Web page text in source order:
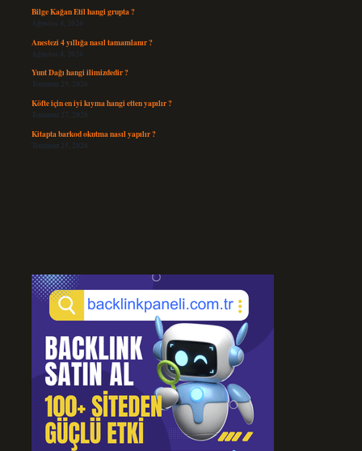
Bilge Kağan Etil hangi grupta ?
Ağustos 4, 2026
Anestezi 4 yıllığa nasıl tamamlanır ?
Ağustos 4, 2026
Yunt Dağı hangi ilimizdedir ?
Temmuz 29, 2026
Köfte için en iyi kıyma hangi etten yapılır ?
Temmuz 27, 2026
Kitapta barkod okutma nasıl yapılır ?
Temmuz 25, 2026